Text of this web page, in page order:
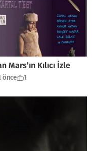
Mars’ın Kılıcı İzle
önce 1